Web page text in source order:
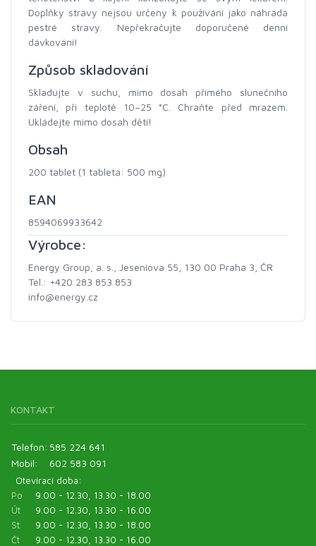
Doplňky stravy nejsou určeny k používání jako náhrada
pestré stravy. Nepřekračujte doporučené denní
dávkování!
Způsob skladování
Skladujte v suchu, mimo dosah přímého slunečního
záření, při teplotě 10–25 °C. Chraňte před mrazem.
Ukládejte mimo dosah dětí!
Obsah
200 tablet (1 tableta: 500 mg)
EAN
8594069933642
Výrobce:
Energy Group, a. s., Jeseniova 55, 130 00 Praha 3, ČR
Tel.: +420 283 853 853
info@energy.cz
KONTAKT
Telefon: 585 224 641
Mobil:
602 583 091
Otevírací doba:
Po
9.00 - 12.30, 13.30 - 18.00
Út
9.00 - 12.30, 13.30 - 16.00
St
9.00 - 12.30, 13.30 - 18.00
Čt
9.00 - 12.30, 13.30 - 16.00